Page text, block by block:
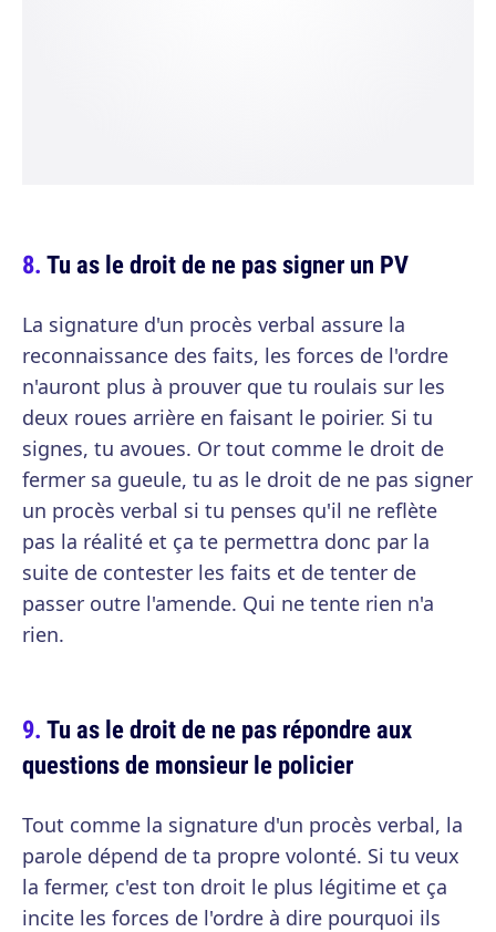
Tu as le droit de ne pas signer un PV
La signature d'un procès verbal assure la
reconnaissance des faits, les forces de l'ordre
n'auront plus à prouver que tu roulais sur les
deux roues arrière en faisant le poirier. Si tu
signes, tu avoues. Or tout comme le droit de
fermer sa gueule, tu as le droit de ne pas signer
un procès verbal si tu penses qu'il ne reflète
pas la réalité et ça te permettra donc par la
suite de contester les faits et de tenter de
passer outre l'amende. Qui ne tente rien n'a
rien.
Tu as le droit de ne pas répondre aux
questions de monsieur le policier
Tout comme la signature d'un procès verbal, la
parole dépend de ta propre volonté. Si tu veux
la fermer, c'est ton droit le plus légitime et ça
incite les forces de l'ordre à dire pourquoi ils